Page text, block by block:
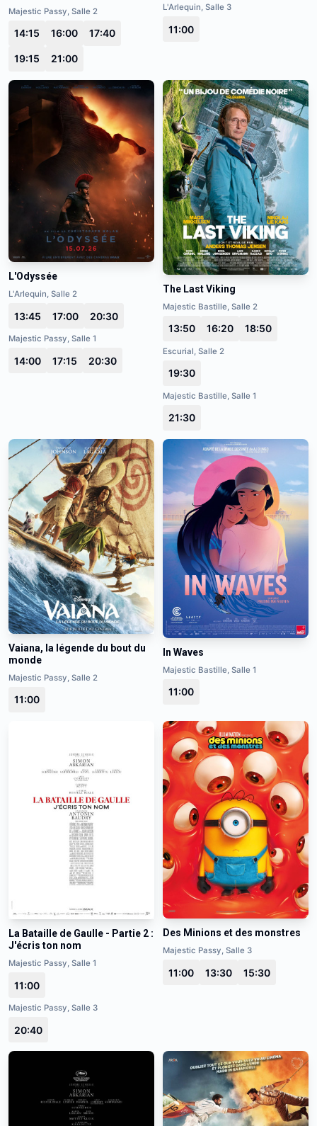
Majestic Passy, Salle 2
14:15 16:00 17:40
19:15 21:00
L'Arlequin, Salle 3
11:00
L'Odyssée
L'Arlequin, Salle 2
13:45 17:00 20:30
Majestic Passy, Salle 1
14:00 17:15 20:30
The Last Viking
Majestic Bastille, Salle 2
13:50 16:20 18:50
Escurial, Salle 2
19:30
Majestic Bastille, Salle 1
21:30
Vaiana, la légende du bout du
monde
Majestic Passy, Salle 2
11:00
In Waves
Majestic Bastille, Salle 1
11:00
La Bataille de Gaulle - Partie 2 :
J'écris ton nom
Majestic Passy, Salle 1
11:00
Majestic Passy, Salle 3
20:40
Des Minions et des monstres
Majestic Passy, Salle 3
11:00 13:30 15:30